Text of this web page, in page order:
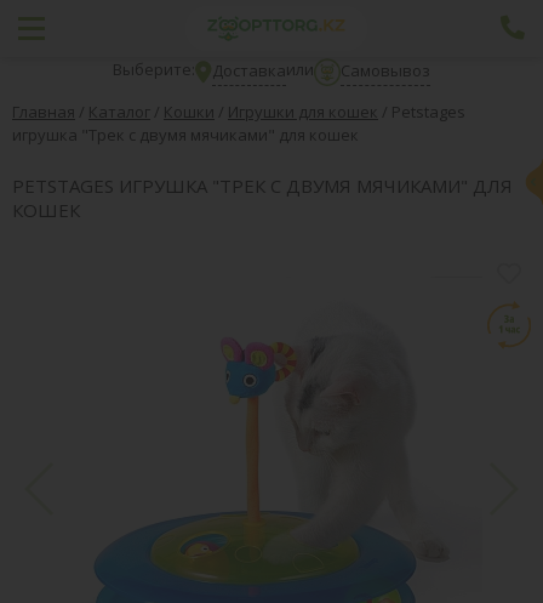
Выберите: Доставкаили
Самовывоз
Главная / Каталог / Кошки / Игрушки для кошек / Petstages
игрушка "Трек с двумя мячиками" для кошек
PETSTAGES ИГРУШКА "ТРЕК С ДВУМЯ МЯЧИКАМИ" ДЛЯ
КОШЕК